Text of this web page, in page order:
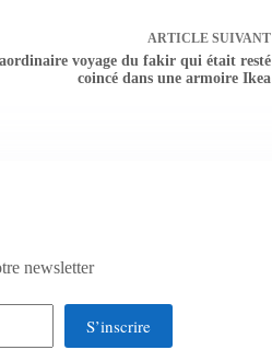
ARTICLESUIVANT
voyage du fakir qui était resté
coincé dans une armoire Ikea
newsletter
S’inscrire